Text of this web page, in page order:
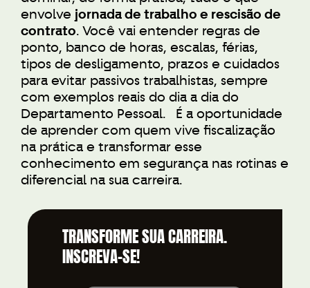
envolve jornada de trabalho e rescisão de
contrato. Você vai entender regras de
ponto, banco de horas, escalas, férias,
tipos de desligamento, prazos e cuidados
para evitar passivos trabalhistas, sempre
com exemplos reais do dia a dia do
Departamento Pessoal. É a oportunidade
de aprender com quem vive fiscalização
na prática e transformar esse
conhecimento em segurança nas rotinas e
diferencial na sua carreira.
TRANSFORME SUA CARREIRA.
INSCREVA-SE!